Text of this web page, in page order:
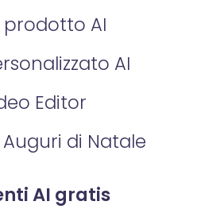
AI
AI
Editor
di Natale
AI gratis